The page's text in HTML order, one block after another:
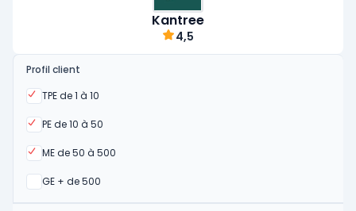
Kantree
4,5
Profil client
TPE de 1 à 10
Oui
PE de 10 à 50
Oui
ME de 50 à 500
Oui
GE + de 500
Oui